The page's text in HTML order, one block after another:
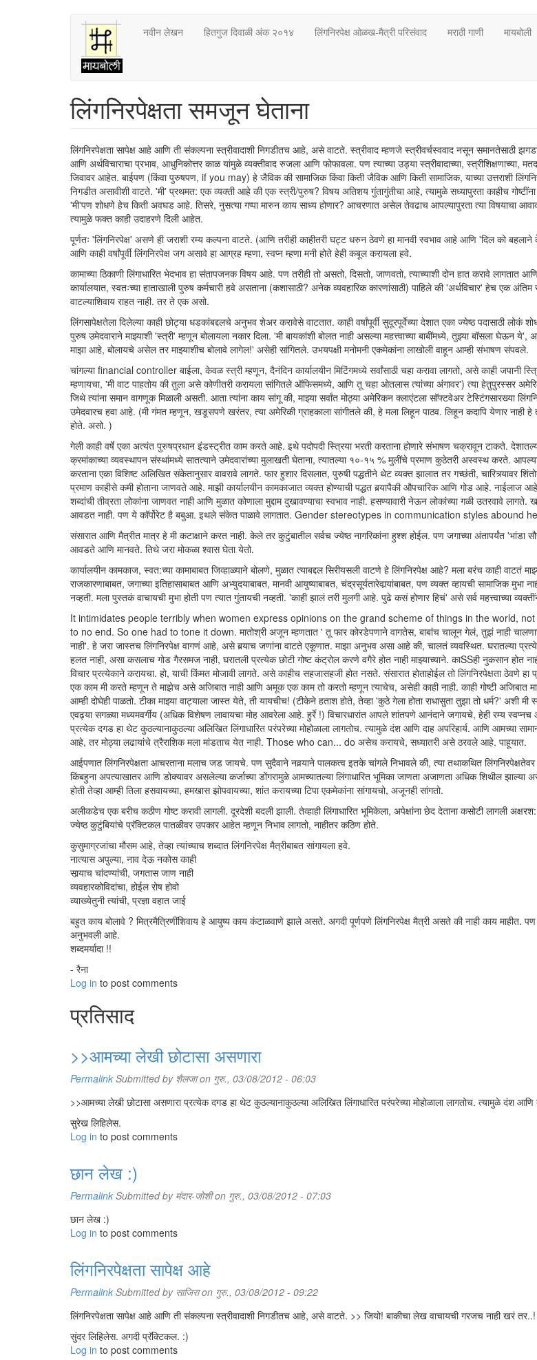
नवीन लेखन हितगुज दिवाळी अंक २०१४ लिंगनिरपेक्ष ओळख-मैत्री परिसंवाद मराठी गाणी मायबोली
लिंगनिरपेक्षता समजून घेताना
लिंगनिरपेक्षता सापेक्ष आहे आणि ती संकल्पना स्त्रीवादाशी निगडीतच आहे, असे वाटते. स्त्रीवाद म्हणजे स्त्रीवर्चस्ववाद नसून समानतेसाठी
आणि अर्थविचाराचा प्रभाव, आधुनिकोत्तर काळ यांमुळे व्यक्तीवाद रुजला आणि फोफावला. पण त्याच्या उड्या स्त्रीवादाच्या, स्त्रीशिक्षणाच्या,
जिवावर आहेत. बाईपण (किंवा पुरुषपण, if you may) हे जैविक की सामाजिक किंवा किती जैविक आणि किती सामाजिक, याच्या उत्तराशी
निगडीत असावीशी वाटते. 'मी' प्रथमत: एक व्यक्ती आहे की एक स्त्री/पुरुष? विषय अतिशय गुंतागुंतीचा आहे, त्यामुळे सध्यापुरता काहीच
'मी'पण शोधणे हेच किती अवघड आहे. तिसरे, नुसत्या गप्पा मारुन काय साध्य होणार? आचरणात असेल तेवढाच आपल्यापुरता त्या विषयाचा
त्यामुळे फक्त काही उदाहरणे दिली आहेत.
पूर्णतः 'लिंगनिरपेक्ष' असणे ही जराशी रम्य कल्पना वाटते. (आणि तरीही काहीतरी घट्ट धरुन ठेवणे हा मानवी स्वभाव आहे आणि 'दिल को
आणि काही वर्षांपूर्वी लिंगनिरपेक्ष जग असावे हा आग्रह म्हणा, स्वप्न म्हणा मनी होते हेही कबूल करायला हवे.
कामाच्या ठिकाणी लिंगाधारित भेदभाव हा संतापजनक विषय आहे. पण तरीही तो असतो, दिसतो, जाणवतो, त्याच्याशी दोन हात करावे लागतात आणि
कार्यालयात, स्वतःच्या हाताखाली पुरुष कर्मचारी हवे असताना (कशासाठी? अनेक व्यवहारिक कारणांसाठी) पाहिले की 'अर्थविचार' हेच एक
वाटल्याशिवाय राहत नाही. तर ते एक असो.
लिंगसापेक्षतेला दिलेल्या काही छोट्या धडकांबद्दलचे अनुभव शेअर करावेसे वाटतात. काही वर्षांपूर्वी सुदूरपूर्वेच्या देशात एका ज्येष्ठ पदासाठी लोकं
पुरुष उमेदवाराने माझ्याशी 'स्त्री' म्हणून बोलायला नकार दिला. 'मी बायकांशी बोलत नाही असल्या महत्त्वाच्या बाबींमध्ये, तुझ्या बॉसला घेऊन ये',
माझा आहे, बोलायचे असेल तर माझ्याशीच बोलावे लागेल!' असेही सांगितले. उभयपक्षी मनोमनी एकमेकांना लाखोली वाहून आम्ही संभाषण संपवले.
चांगल्या financial controller बाईला, केवळ स्त्री म्हणून, दैनंदिन कार्यालयीन मिटिंगमध्ये सर्वांसाठी चहा करावा लागतो, असे काही जपानी
म्हणायचा, 'मी वाट पाहतोय की तुला असे कोणीतरी करायला सांगितले ऑफिसमध्ये, आणि तू चहा ओतलास त्यांच्या अंगावर') त्या हेतुपुरस्सर
जिथे त्यांना समान वागणूक मिळाली असती. आता त्यांना काय सांगू की, माझ्या सर्वांत मोठ्या अमेरिकन क्लाएंटला सॉफ्टवेअर टेस्टिंगसारख्या
उमेदवारच हवा आहे. (मी गंमत म्हणून, खडूसपणे खरंतर, त्या अमेरिकी ग्राहकाला सांगीतले की, हे मला लिहून पाठव. लिहून कदापि येणार नाही हे
होते. असो. )
गेली काही वर्षे एका अत्यंत पुरुषप्रधान इंडस्ट्रीत काम करते आहे. इथे पदोपदी स्त्रिया भरती करताना होणारे संभाषण चक्रावून टाकते.
क्रमांकाच्या व्यवस्थापन संस्थांमध्ये सातत्याने उमेदवारांच्या मुलाखती घेताना, त्यातल्या १०-१५ % मुलींचे प्रमाण कुठेतरी अस्वस्थ करते.
करताना एका विशिष्ट अलिखित संकेतानुसार वावरावे लागते. फार हुशार दिसलात, पुरुषी पद्धतीने थेट व्यक्त झालात तर गच्छंती, चारित्र्यावर
प्रमाण काहीसे कमी होताना जाणवते आहे. माझी कार्यालयीन कामकाजात व्यक्त होण्याची पद्धत बर्‍यापैकी औपचारिक आणि गोड आहे. नाईलाज
शब्दांची तीव्रता लोकांना जाणवत नाही आणि मुळात कोणाला मुद्दाम दुखावण्याचा स्वभाव नाही. हसण्यावारी नेऊन लोकांच्या गळी उतरवावे
आवडत नाही. पण ये कॉर्पोरेट है बबुआ. इथले संकेत पाळावे लागतात. Gender stereotypes in communication styles abound
संसारात आणि मैत्रीत मात्र हे मी कटाक्षाने करत नाही. केले तर कुटुंबातील सर्वच ज्येष्ठ नागरिकांना हुश्श होईल. पण जगाच्या अंतापर्यंत 'भांडा
आवडते आणि मानवते. तिथे जरा मोकळा श्वास घेता येतो.
कार्यालयीन कामकाज, स्वत:च्या कामाबाबत जिव्हाळ्याने बोलणे, मुळात त्याबद्दल सिरीयसली वाटणे हे लिंगनिरपेक्ष आहे? मला बरंच काही वाटतं
राजकारणाबाबत, जगाच्या इतिहासाबाबत आणि अभ्युदयाबाबत, मानवी आयुष्याबाबत, चंद्रसूर्यतारेवार्‍यांबाबत, पण व्यक्त व्हायची सामाजिक मुभा
नव्हती. मला पुस्तकं वाचायची मुभा होती पण त्यात गुंतायची नव्हती. 'काही झालं तरी मुलगी आहे. पुढे कसं होणार हिचं' असे सर्व महत्त्वाच्या
It intimidates people terribly when women express opinions on the grand scheme of things in the world,
to no end. So one had to tone it down. मातोश्री अजून म्हणतात ' तू फार कोरडेपणाने वागतेस, बाबांच चालून गेलं, तुझं नाही
नाही'. हे जरा जास्तच लिंगनिरपेक्ष वागणं आहे, असे बर्‍याच जणांना वाटते एकूणात. माझा अनुभव असा आहे की, चालतं व्यवस्थित. घरातल्या
हलत नाही, असा कसलाच गोड गैरसमज नाही, घरातली प्रत्येक छोटी गोष्ट कंट्रोल करणे वगैरे होत नाही माझ्याच्याने. काSSही नुकसान होत
विचार प्रत्येकाने करायचा. हो, याची किंमत मोजावी लागते. असे काहीच सहजासहजी होत नसते. संसारात होताहोईल तो लिंगनिरपेक्षता ठेवणे
एक काम मी करते म्हणून ते माझेच असे अजिबात नाही आणि अमूक एक काम तो करतो म्हणून त्याचेच, असेही काही नाही. काही गोष्टी अजिबात
आम्ही दोघेही पाळतो. टीका माझ्या वाट्याला जास्त येते, ती यायचीच! (टीकेने हताश होते, तेव्हा 'कुठे गेला होता राधासुता तुझा तो धर्म?' अशी
एवढ्या सगळ्या मध्यमवर्गीय (अधिक विशेषण लावायचा मोह आवरेला आहे. हुर्रे !) विचारधारांत आपले शांतपणे आनंदाने जगायचे, हेही रम्य
प्रत्येक दगड हा थेट कुठल्यानाकुठल्या अलिखित लिंगाधारित परंपरेच्या मोहोळाला लागतोच. त्यामुळे दंश आणि दाह अपरिहार्य. आणि आमच्या
आहे, तर मोठ्या लढायांचे त्रैराशिक मला मांडताच येत नाही. Those who can... do असेच करायचे, सध्यातरी असे ठरवले आहे. पाहूयात.
आईपणात लिंगनिरपेक्षता आचरताना मलाच जड जायचे. पण सुदैवाने नवर्‍याने पालकत्व इतके चांगले निभावले की, त्या तथाकथित लिंगनिरपेक्षतेवर
किंबहुना अपत्याखातर आणि डोक्यावर असलेल्या कर्जाच्या डोंगरामुळे आमच्यातल्या लिंगाधारित भूमिका जाणता अजाणता अधिक शिथील झाल्या
होती तेव्हा आम्ही तिला हसवायच्या, हमखास झोपवायच्या, शांत करायच्या टिपा एकमेकांना सांगायचो, अजूनही सांगतो.
अलीकडेच एक बरीच कठीण गोष्ट करावी लागली. दूरदेशी बदली झाली. तेव्हाही लिंगाधारित भूमिकेला, अपेक्षांना छेद देताना कसोटी लागली
ज्येष्ठ कुटुंबियांचे प्रॅक्टिकल पातळीवर उपकार आहेत म्हणून निभाव लागतो, नाहीतर कठिण होते.
कुसुमाग्रजांचा मौसम आहे, तेव्हा त्यांच्याच शब्दात लिंगनिरपेक्ष मैत्रीबाबत सांगायला हवे.
नात्यास अपुल्या, नाव देऊ नकोस काही
सार्‍याच चांदण्यांची, जगतास जाण नाही
व्यवहारकोविदांचा, होईल रोष होवो
व्याख्येतुनी त्यांची, प्रज्ञा वहात जाई
बहुत काय बोलावे ? मित्रमैत्रिणींशिवाय हे आयुष्य काय कंटाळवाणे झाले असते. अगदी पूर्णपणे लिंगनिरपेक्ष मैत्री असते की नाही काय माहीत. पण
अनुभवली आहे.
शब्दमर्यादा !!
- रैना
Log in to post comments
प्रतिसाद
>>आमच्या लेखी छोटासा असणारा
Permalink Submitted by शैलजाon गुरु., 03/08/2012 - 06:03
>>आमच्या लेखी छोटासा असणारा प्रत्येक दगड हा थेट कुठल्यानाकुठल्या अलिखित लिंगाधारित परंपरेच्या मोहोळाला लागतोच. त्यामुळे दंश आणि
सुरेख लिहिलेस.
Log in to post comments
छान लेख :)
Permalink Submitted by मंदार-जोशीon गुरु., 03/08/2012 - 07:03
छान लेख :)
Log in to post comments
लिंगनिरपेक्षता सापेक्ष आहे
Permalink Submitted by साजिराon गुरु., 03/08/2012 - 09:22
लिंगनिरपेक्षता सापेक्ष आहे आणि ती संकल्पना स्त्रीवादाशी निगडीतच आहे, असे वाटते. >> जियो! बाकीचा लेख वाचायची गरजच नाही खरं तर..!
सुंदर लिहिलेस. अगदी प्रॅक्टिकल. :)
Log in to post comments